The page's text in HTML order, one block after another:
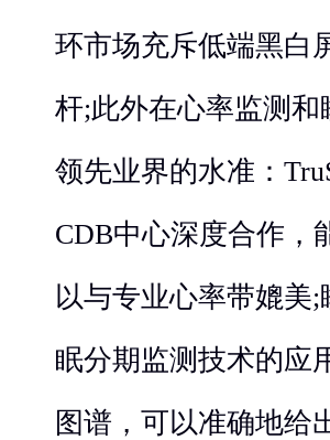
环市场充斥低端黑白
杆;此外在心率监测
领先业界的水准：
CDB中心深度合作，
以与专业心率带媲美
眠分期监测技术的应
图谱，可以准确地给